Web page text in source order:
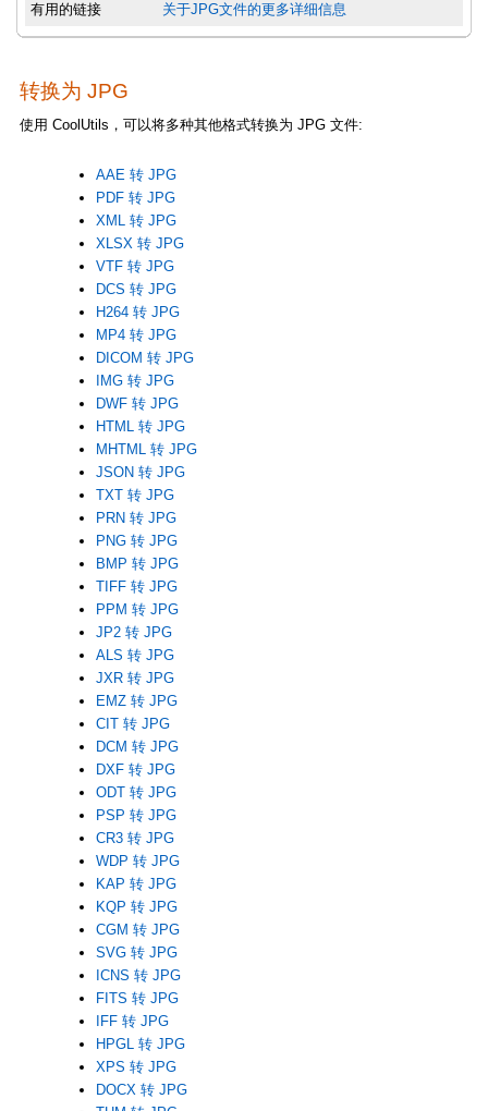
有用的链接 关于JPG文件的更多详细信息
转换为 JPG
使用 CoolUtils，可以将多种其他格式转换为 JPG 文件:
AAE 转 JPG
PDF 转 JPG
XML 转 JPG
XLSX 转 JPG
VTF 转 JPG
DCS 转 JPG
H264 转 JPG
MP4 转 JPG
DICOM 转 JPG
IMG 转 JPG
DWF 转 JPG
HTML 转 JPG
MHTML 转 JPG
JSON 转 JPG
TXT 转 JPG
PRN 转 JPG
PNG 转 JPG
BMP 转 JPG
TIFF 转 JPG
PPM 转 JPG
JP2 转 JPG
ALS 转 JPG
JXR 转 JPG
EMZ 转 JPG
CIT 转 JPG
DCM 转 JPG
DXF 转 JPG
ODT 转 JPG
PSP 转 JPG
CR3 转 JPG
WDP 转 JPG
KAP 转 JPG
KQP 转 JPG
CGM 转 JPG
SVG 转 JPG
ICNS 转 JPG
FITS 转 JPG
IFF 转 JPG
HPGL 转 JPG
XPS 转 JPG
DOCX 转 JPG